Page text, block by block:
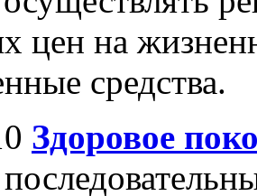
цен на
средства.
Здоровое